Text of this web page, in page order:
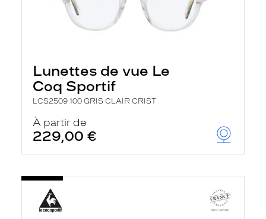
Lunettes de vue Le
Coq Sportif
LCS2509 100 GRIS CLAIR CRIST
À partir de
229,00 €